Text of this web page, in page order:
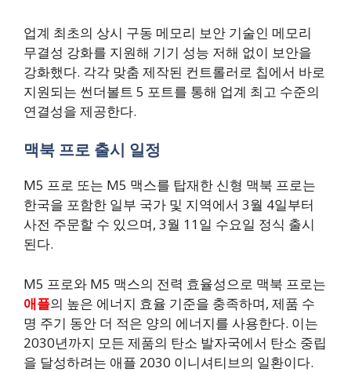
업계 최초의 상시 구동 메모리 보안 기술인 메모리
무결성 강화를 지원해 기기 성능 저해 없이 보안을
강화했다. 각각 맞춤 제작된 컨트롤러로 칩에서 바로
지원되는 썬더볼트 5 포트를 통해 업계 최고 수준의
연결성을 제공한다.
맥북 프로 출시 일정
M5 프로 또는 M5 맥스를 탑재한 신형 맥북 프로는
한국을 포함한 일부 국가 및 지역에서 3월 4일부터
사전 주문할 수 있으며, 3월 11일 수요일 정식 출시
된다.
M5 프로와 M5 맥스의 전력 효율성으로 맥북 프로는
애플의 높은 에너지 효율 기준을 충족하며, 제품 수
명 주기 동안 더 적은 양의 에너지를 사용한다. 이는
2030년까지 모든 제품의 탄소 발자국에서 탄소 중립
을 달성하려는 애플 2030 이니셔티브의 일환이다.